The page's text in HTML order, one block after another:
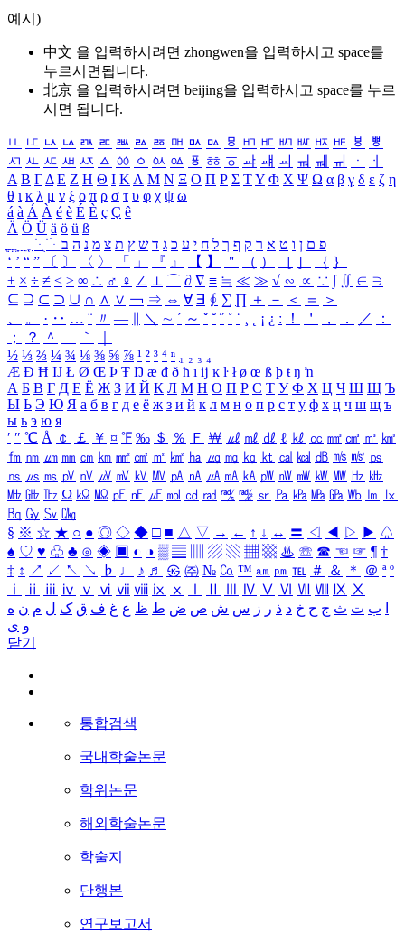
예시)
中文 을 입력하시려면 zhongwen을 입력하시고 space를
누르시면됩니다.
北京 을 입력하시려면 beijing을 입력하시고 space를 누르
시면 됩니다.
ㅥ ㅦ ㅧ ㅨ ㅩ ㅪ ㅫ ㅬ ㅭ ㅮ ㅯ ㅰ ㅱ ㅲ ㅳ ㅴ ㅵ ㅶ ㅷ ㅸ
ㅹ
ㅺ ㅻ ㅼ ㅽ ㅾ ㅿ ㆀ ㆁ ㆂ ㆃ ㆄ ㆅ ㆆ ㆇ ㆈ ㆉ ㆊ ㆋ ㆌ ㆍ
ㆎ
Α Β ΓΔ Ε Ζ Η Θ Ι ΚΛ Μ Ν Ξ Ο Π Ρ Σ ΤΥ Φ Χ Ψ Ω α β γ δ ε ζ η
θ ι κ λ μ ν ξ ο π ρ σ τ υ φ χ ψ ω
á à Á À é è É È ç Ç ê
Ä Ö Ü ä ö ü ß
ִֶֹ ֻּ ׁׂ פ ם ן ו ט א ר ק ף ך ל ח י ע כ ג ד ש ץ ת צ מ נ ה ב
‘ ’ “ ” 〔 〕 〈 〉 「 」 『 』 【 】 ＂ （ ） ［ ］ ｛ ｝
± × ÷ ≠ ≤ ≥ ∞ ∴ ♂ ♀ ∠ ⊥ ⌒ ∂ ∇ ≡ ≒ ≪ ≫ √ ∽ ∝ ∵ ∫ ∬ ∈ ∋
⊆ ⊇ ⊂ ⊃ ∪ ∩ ∧ ∨ ￢ ⇒ ⇔ ∀ ∃ ∮ ∑ ∏ ＋ － ＜ ＝
＞
、
。 · ‥ … ¨ 〃 ― ＼ ∼ ´ ～ ˇ ˘ ˝ ˚ ˙ ¸ ¡ ¿ ː ！ ＇ ， ． ／
：
；
？ ＾ ｀
½ ⅓ ⅔ ¼ ¾ ⅛ ⅜ ⅝ ⅞ ¹ ² ³ ⁴ ⁿ ₁ ₂ ₃ ₄
Æ Ð Ħ Ĳ Ł Ø Œ Þ Ŧ Ŋ æ đ ð ħ ı ĳ ĸ ŀ ł ø œ ß þ ŧ ŋ ŉ
А Б В Г Д Е Ё Ж З И Й К Л М Н О П Р С Т У Ф Х Ц Ч Ш Щ Ъ
Ы Ь Э Ю Я а б в г д е ё ж з и й к л м н о п р с т у ф х ц ч ш щ ъ
ы ь э ю я
′ ″ ℃ Å ￠ ￡ ￥ ¤ ℉ ‰ ＄ ％ Ｆ ￦ ㎕ ㎖ ㎗ ℓ ㎘ ㏄ ㎣ ㎤ ㎥ ㎦
㎙ ㎚ ㎛ ㎜ ㎝ ㎞ ㎟ ㎠ ㎡ ㎢ ㏊ ㎍ ㎎ ㎏ ㏏ ㎈ ㎉ ㏈ ㎧ ㎨ ㎰
㎱ ㎲ ㎳ ㎴ ㎵ ㎶ ㎷ ㎸ ㎹ ㎀ ㎁ ㎂ ㎃ ㎄ ㎺ ㎻ ㎽ ㎾ ㎿ ㎐ ㎑
㎒ ㎓ ㎔ Ω ㏀ ㏁ ㎊ ㎋ ㎌ ㏖ ㏅ ㎭ ㎮ ㎯ ㏛ ㎩ ㎪ ㎫ ㎬ ㏝ ㏐
㏓
㏃ ㏉ ㏜ ㏆
§ ※ ☆ ★ ○ ● ◎ ◇ ◆ □ ■ △ ▽ → ← ↑ ↓ ↔ 〓 ◁ ◀ ▷ ▶ ♤
♠ ♡ ♥ ♧ ♣ ⊙ ◈ ▣ ◐ ◑ ▒ ▤ ▨ ▧ ▦ ▩ ♨ ☏ ☎ ☜ ☞ ¶ †
‡ ↕ ↗ ↙ ↖ ↘ ♭ ♩ ♪ ♬ ㉿ ㈜ № ㏇ ™ ㏂ ㏘ ℡ ＃ ＆ ＊ ＠ ª º
ⅰ
ⅱ ⅲ ⅳ ⅴ ⅵ ⅶ ⅷ ⅸ ⅹ Ⅳ Ⅴ Ⅵ Ⅶ Ⅷ Ⅸ Ⅹ
ب ت ث ج ح خ د ذ ر ز س ش ص ض ط ظ ع غ ف ق ک ل م ن ه
و ی
닫기
통합검색
국내학술논문
학위논문
해외학술논문
학술지
단행본
연구보고서